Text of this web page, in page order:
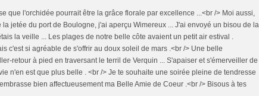
que l'orchidée pourrait être la grâce florale par excellence ...<br /> Moi aussi,
jetée du port de Boulogne, j'ai aperçu Wimereux ... J'ai envoyé un bisou de la
la veille ... Les plages de notre belle côte avaient un petit air estival .
c'est si agréable de s'offrir au doux soleil de mars .<br /> Une belle
retour à pied en traversant le terril de Verquin ... S'apaiser et s'émerveiller de
n'en est que plus belle . <br /> Je te souhaite une soirée pleine de tendresse
bien affectueusement ma Belle Amie de Coeur .<br /> Bisous à tes